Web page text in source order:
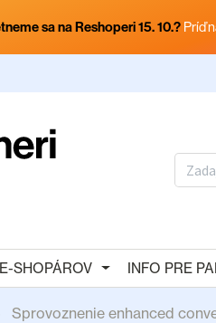
sa na Reshoperi 15. 10.? Príď
SHOPÁROV INFO PRE
Sprovoznenie enhanced